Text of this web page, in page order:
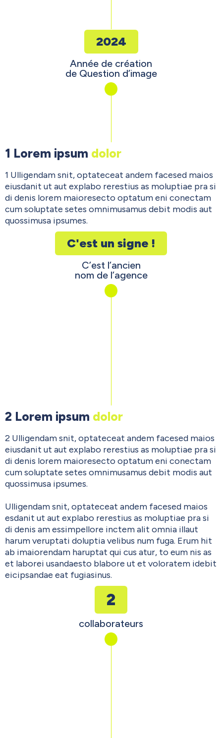
2024
Année de création
de Question d’image
1 Lorem ipsum dolor
1 Ulligendam snit, optateceat andem facesed maios
eiusdanit ut aut explabo rerestius as moluptiae pra si
di denis lorem maioresecto optatum eni conectam
cum soluptate setes omnimusamus debit modis aut
quossimusa ipsumes.
C'est un signe !
C’est l’ancien
nom de l’agence
2 Lorem ipsum dolor
2 Ulligendam snit, optateceat andem facesed maios
eiusdanit ut aut explabo rerestius as moluptiae pra si
di denis lorem maioresecto optatum eni conectam
cum soluptate setes omnimusamus debit modis aut
quossimusa ipsumes.
Ulligendam snit, optateceat andem facesed maios
esdanit ut aut explabo rerestius as moluptiae pra si
di denis am essimpellore inctem alit omnia illaut
harum veruptati doluptia velibus num fuga. Erum hit
ab imaiorendam haruptat qui cus atur, to eum nis as
et laborei usandaesto blabore ut et voloratem idebit
eicipsandae eat fugiasinus.
2
collaborateurs